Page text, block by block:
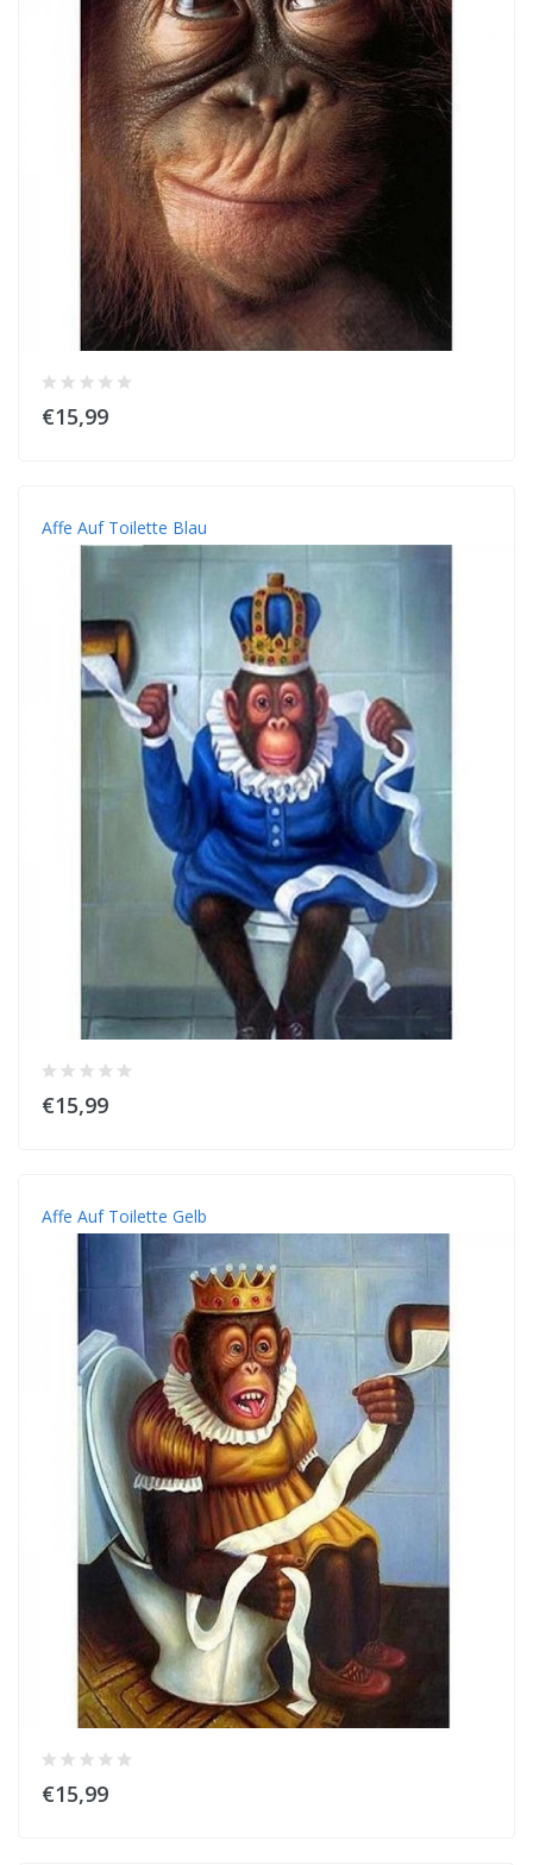
€15,99
Affe Auf Toilette Blau
€15,99
Affe Auf Toilette Gelb
€15,99